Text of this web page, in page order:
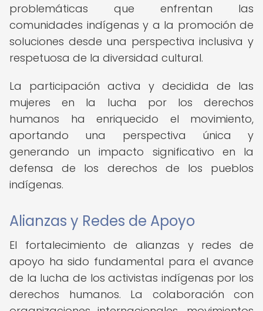
problemáticas que enfrentan las
comunidades indígenas y a la promoción de
soluciones desde una perspectiva inclusiva y
respetuosa de la diversidad cultural.
La participación activa y decidida de las
mujeres en la lucha por los derechos
humanos ha enriquecido el movimiento,
aportando una perspectiva única y
generando un impacto significativo en la
defensa de los derechos de los pueblos
indígenas.
Alianzas y Redes de Apoyo
El fortalecimiento de alianzas y redes de
apoyo ha sido fundamental para el avance
de la lucha de los activistas indígenas por los
derechos humanos. La colaboración con